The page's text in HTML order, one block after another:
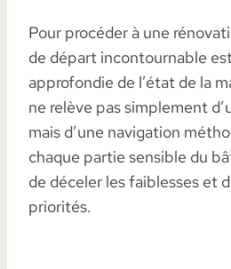
Pour procéder à une
de départ incontournable
approfondie de l’état de la
ne relève pas simplement
mais d’une navigation
chaque partie sensible du
de déceler les faiblesses et
priorités.